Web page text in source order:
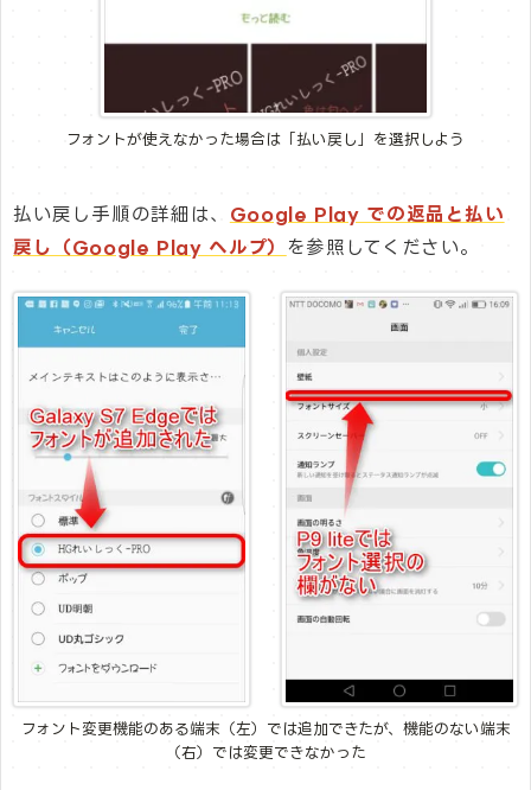
フォントが使えなかった場合は「払い戻し」を選択しよう
払い戻し手順の詳細は、 Google Play での返品と払い
戻し（Google Play ヘルプ） を参照してください。
フォント変更機能のある端末（左）では追加できたが、機能のない端末
（右）では変更できなかった